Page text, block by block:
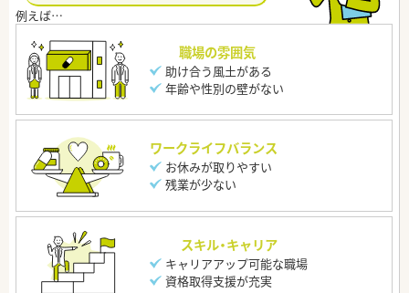
職場の雰囲気
助け合う風土がある
年齢や性別の壁がない
ワークライフバランス
お休みが取りやすい
残業が少ない
スキル・キャリア
キャリアアップ可能な職場
資格取得支援が充実